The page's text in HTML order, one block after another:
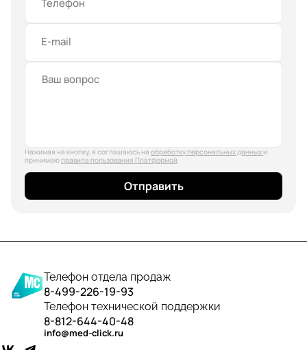
Телефон
E-mail
Нажимая на кнопку, я соглашаюсь на обработку персональных данных и
принимаю правила пользования Платформой
Отправить
Телефон отдела продаж
8-499-226-19-93
Телефон технической поддержки
8-812-644-40-48
info@med-click.ru